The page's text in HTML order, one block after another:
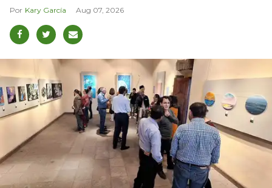
Kary García Aug 07, 2026